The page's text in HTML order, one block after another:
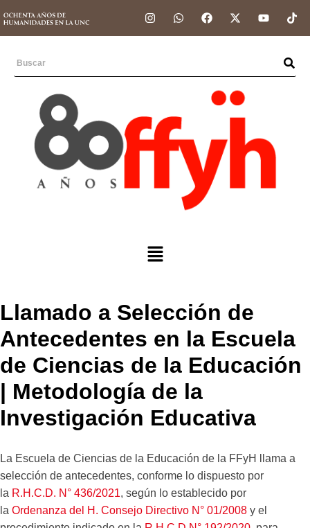
Llamado a Selección de
Antecedentes en la Escuela
de Ciencias de la Educación
| Metodología de la
Investigación Educativa
La Escuela de Ciencias de la Educación de la FFyH llama a
selección de antecedentes, conforme lo dispuesto por
la R.H.C.D. N° 436/2021, según lo establecido por
la Ordenanza del H. Consejo Directivo N° 01/2008 y el